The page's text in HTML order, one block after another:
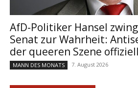
AfD-Politiker Hansel
Senat zur Wahrheit:
der queeren Szene
MANN DES MONATS 7. August 2026